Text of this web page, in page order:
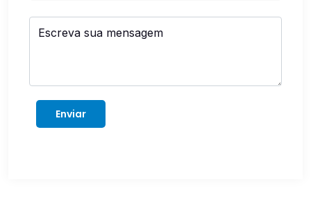
Escreva sua mensagem
Enviar